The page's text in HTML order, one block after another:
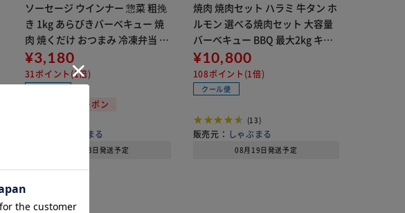
ソーセージ ウインナー 惣菜 粗挽
き 1kg あらびきバーベキュー 焼
肉 焼くだけ おつまみ 冷凍弁当 爆
買【代引き不可】
¥3,180
31ポイント(1倍)
100円OFFクーポン
しゃぶまる
08月13日発送予定
焼肉 焼肉セット ハラミ 牛タン ホ
ルモン 選べる焼肉セット 大容量
バーベキュー BBQ 最大2kg キャ
ンプ
¥10,800
108ポイント(1倍)
クール便
(13)
販売元： しゃぶまる
08月19日発送予定